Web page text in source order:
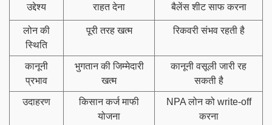
उद्देश्य राहत देना बैलेंस शीट साफ करना
लोन की
स्थिति
पूरी तरह खत्म रिकवरी संभव रहती है
कानूनी
प्रभाव
भुगतान की जिम्मेदारी
खत्म
कानूनी वसूली जारी रह
सकती है
उदाहरण
किसान कर्ज माफी
योजना
NPA लोन को write-off
करना